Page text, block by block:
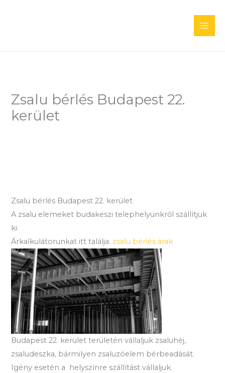
Zsalu bérlés Budapest 22.
kerület
Zsalu bérlés Budapest 22. kerület
A zsalu elemeket budakeszi telephelyünkről szállítjuk
ki.
Árkalkulátorunkat itt találja: zsalu bérlés árak
Budapest 22. kerület területén vállaljuk zsaluhéj,
zsaludeszka, bármilyen zsaluzóelem bérbeadását.
Igény esetén a helyszínre szállítást vállaljuk.